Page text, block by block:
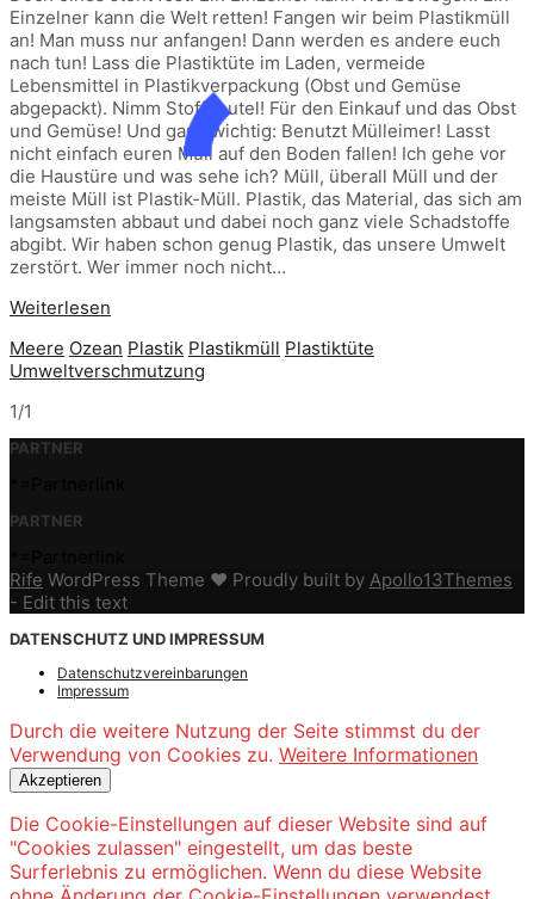
Einzelner kann die Welt retten! Fangen wir beim Plastikmüll
an! Man muss nur anfangen! Dann werden es andere euch
nach tun! Lass die Plastiktüte im Laden, vermeide
Lebensmittel in Plastikverpackung (Obst und Gemüse
abgepackt). Nimm Stoffbeutel! Für den Einkauf und das Obst
und Gemüse! Und ganz wichtig: Benutzt Mülleimer! Lasst
nicht einfach euren Müll auf den Boden fallen! Ich gehe vor
die Haustüre und was sehe ich? Müll, überall Müll und der
meiste Müll ist Plastik-Müll. Plastik, das Material, das sich am
langsamsten abbaut und dabei noch ganz viele Schadstoffe
abgibt. Wir haben schon genug Plastik, das unsere Umwelt
zerstört. Wer immer noch nicht…
Weiterlesen
Meere Ozean Plastik Plastikmüll Plastiktüte
Umweltverschmutzung
1/1
PARTNER
PARTNER
Rife WordPress Theme ♥ Proudly built by Apollo13Themes
- Edit this text
DATENSCHUTZ UND IMPRESSUM
Datenschutzvereinbarungen
Impressum
Durch die weitere Nutzung der Seite stimmst du der
Verwendung von Cookies zu. Weitere Informationen
Akzeptieren
Die Cookie-Einstellungen auf dieser Website sind auf
"Cookies zulassen" eingestellt, um das beste
Surferlebnis zu ermöglichen. Wenn du diese Website